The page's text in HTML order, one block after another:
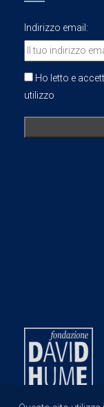
Indirizzo email:
Ho letto e
utilizzo